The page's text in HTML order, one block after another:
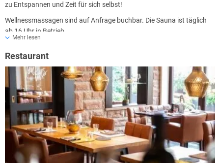
zu Entspannen und Zeit für sich selbst!
Wellnessmassagen sind auf Anfrage buchbar. Die Sauna ist täglich
ab 16 Uhr in Betrieb.
Mehr lesen
Restaurant